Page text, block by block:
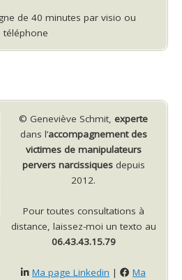
de 40 minutes par visio ou
téléphone
© Geneviève Schmit, experte
dans l’accompagnement des
victimes de manipulateurs
pervers narcissiquesdepuis
2012.
Pour toutes consultations à
distance, laissez-moi un texto au
06.43.43.15.79
Ma page Linkedin |
Ma